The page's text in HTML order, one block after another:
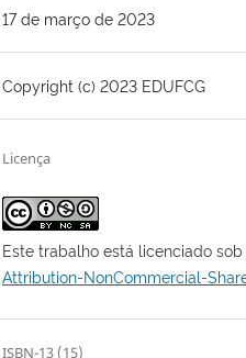
17 de março de 2023
Copyright (c) 2023 EDUFCG
Licença
Este trabalho está licenciado
Attribution-NonCommercial-
ISBN-13 (15)